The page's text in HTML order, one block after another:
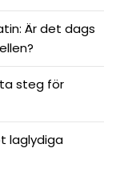
Är det dags
steg för
laglydiga